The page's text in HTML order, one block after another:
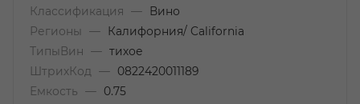
Классификация —
Вино
Регионы
—
Калифорния/ California
ТипыВин
— тихое
ШтрихКод
—
0822420011189
Емкость
—
0.75